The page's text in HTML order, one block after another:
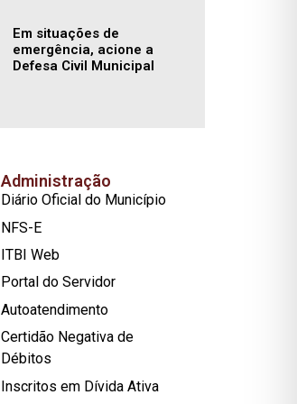
Em situações de
emergência, acione a
Defesa Civil Municipal
Administração
Diário Oficial do Município
NFS-E
ITBI Web
Portal do Servidor
Autoatendimento
Certidão Negativa de
Débitos
Inscritos em Dívida Ativa